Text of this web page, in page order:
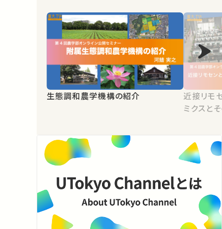
生態調和農学機構の紹介
近接リモ
ミクスと